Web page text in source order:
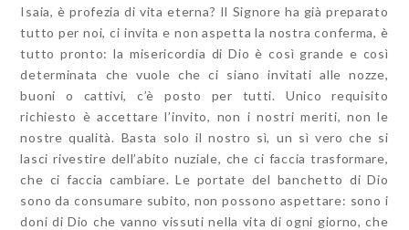
Isaia, è profezia di vita eterna? Il Signore ha già preparato
tutto per noi, ci invita e non aspetta la nostra conferma, è
tutto pronto: la misericordia di Dio è così grande e così
determinata che vuole che ci siano invitati alle nozze,
buoni o cattivi, c’è posto per tutti. Unico requisito
richiesto è accettare l’invito, non i nostri meriti, non le
nostre qualità. Basta solo il nostro sì, un sì vero che si
lasci rivestire dell’abito nuziale, che ci faccia trasformare,
che ci faccia cambiare. Le portate del banchetto di Dio
sono da consumare subito, non possono aspettare: sono i
doni di Dio che vanno vissuti nella vita di ogni giorno, che